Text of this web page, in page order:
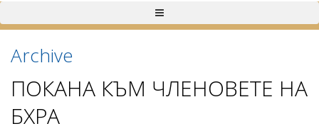
Archive
ПОКАНА КЪМ ЧЛЕНОВЕТЕ НА
БХРА